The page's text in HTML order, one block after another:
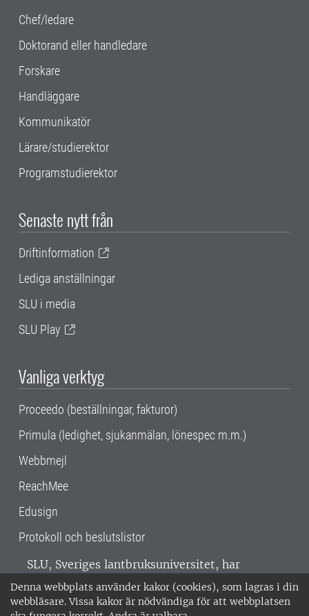
Denna webbplats använder kakor (cookies), som lagras i din
webbläsare. Vissa kakor är nödvändiga för att webbplatsen
Chef/ledare
Doktorand eller handledare
Forskare
Handläggare
Kommunikatör
Lärare/studierektor
Programstudierektor
Senaste nytt från
Driftinformation
Lediga anställningar
SLU i media
SLU Play
Vanliga verktyg
Proceedo (beställningar, fakturor)
Primula (ledighet, sjukanmälan, lönespec m.m.)
Webbmejl
ReachMee
Edusign
Protokoll och beslutslistor
SLU, Sveriges lantbruksuniversitet, har
verksamhet över hela Sverige. Huvudorter är
Alnarp, Uppsala och Umeå.SLU är